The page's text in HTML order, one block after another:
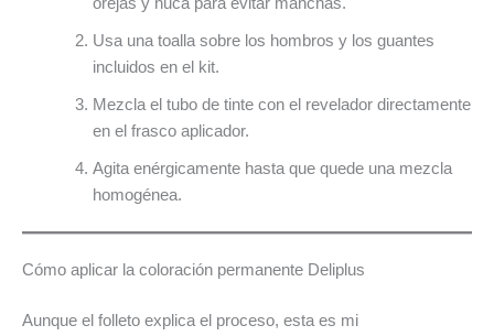
Usa una toalla sobre los hombros y los guantes
incluidos en el kit.
Mezcla el tubo de tinte con el revelador directamente
en el frasco aplicador.
Agita enérgicamente hasta que quede una mezcla
homogénea.
Cómo aplicar la coloración permanente Deliplus
Aunque el folleto explica el proceso, esta es mi